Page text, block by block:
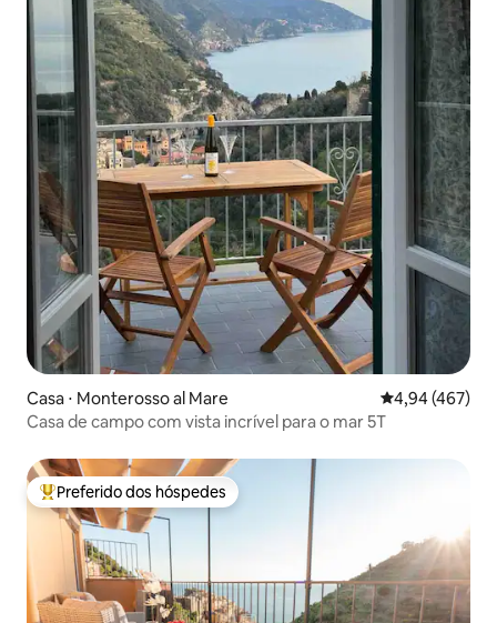
Casa ⋅ Monterosso al Mare 4,94 de uma
4,94 (467)
Casa de campo com vista incrível para o mar 5T
Entre os melhores preferidos dos hóspedes
Preferido dos hóspedes